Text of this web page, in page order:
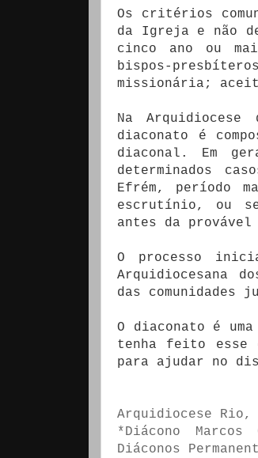
Os critérios
da Igreja e não
cinco ano ou
bispos-
missionária;
Na
diaconato é
diaconal. Em
determinados
Efrém, período
escrutínio, ou
antes da provável
O processo
Arquidiocesana
das comunidades
O diaconato é
tenha feito esse
para ajudar no
Arquidiocese Rio,
*Diácono
Diáconos